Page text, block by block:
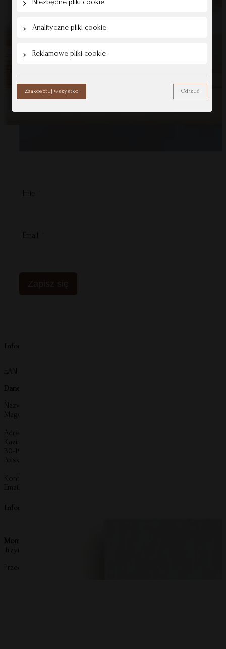
Imię
Email
Informacje o producencie
EAN produktu:
Dane producenta:
Nazwa:
Magdalena Zmarzlińska Grupa Kreatywna
Adres:
Kazimierza Wierzyńskiego 55/5
30-198 Kraków
Polska
Kontakt:
Email:
Informacje o bezpieczeństwie produktu
Mommy Planner
Trzymaj z daleka od otwartego ognia i wysokich temperatur.
Przechowuj z dala od wody i wilgoci – kontakt może uszkodzić
Analityczne pliki cookie
Reklamowe pliki cookie
Zaakceptuj wszystko Odrzuć